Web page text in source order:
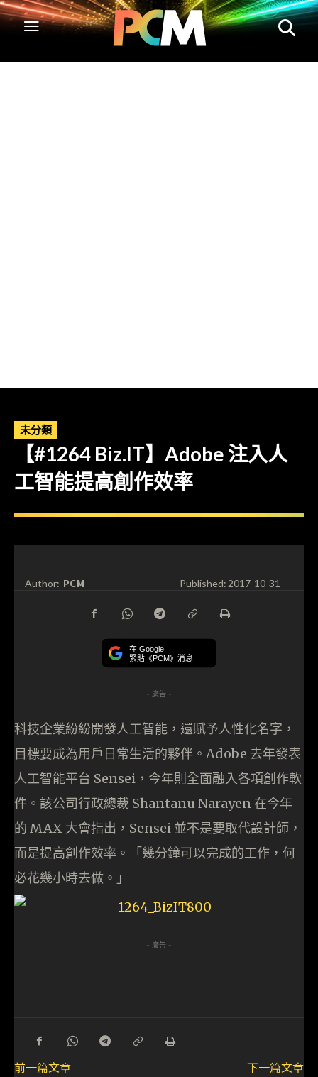
未分類
【#1264 Biz.IT】Adobe 注入人
工智能提高創作效率
Author: PCM Published:2017-10-31
在 Google
緊貼《PCM》消息
- 廣告 -
科技企業紛紛開發人工智能，還賦予人性化名字，
目標要成為用戶日常生活的夥伴。Adobe 去年發表
人工智能平台 Sensei，今年則全面融入各項創作軟
件。該公司行政總裁 Shantanu Narayen 在今年
的 MAX 大會指出，Sensei 並不是要取代設計師，
而是提高創作效率。「幾分鐘可以完成的工作，何
必花幾小時去做。」
- 廣告 -
前一篇文章
下一篇文章